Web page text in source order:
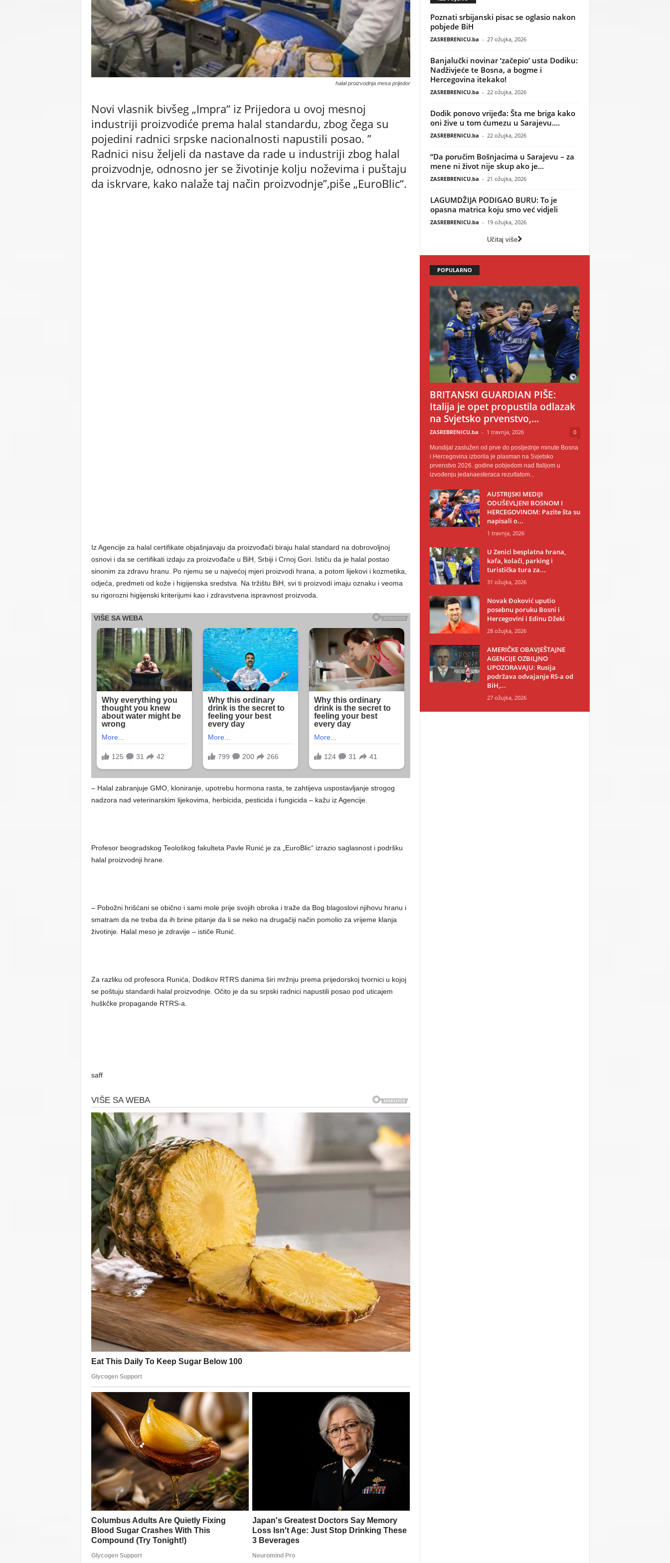
C
U
halal proizvodnja mesa prijedor
Novi vlasnik bivšeg „Impra“ iz Prijedora u ovoj mesnoj
industriji proizvodiće prema halal standardu, zbog čega su
pojedini radnici srpske nacionalnosti napustili posao. ”
Radnici nisu željeli da nastave da rade u industriji zbog halal
proizvodnje, odnosno jer se životinje kolju noževima i puštaju
da iskrvare, kako nalaže taj način proizvodnje”,piše „EuroBlic“.
Iz Agencije za halal certifikate objašnjavaju da proizvođači biraju halal standard na dobrovoljnoj
osnovi i da se certifikati izdaju za proizvođače u BiH, Srbiji i Crnoj Gori. Ističu da je halal postao
sinonim za zdravu hranu. Po njemu se u najvećoj mjeri proizvodi hrana, a potom lijekovi i kozmetika,
odjeća, predmeti od kože i higijenska sredstva. Na tržištu BiH, svi ti proizvodi imaju oznaku i veoma
su rigorozni higijenski kriterijumi kao i zdravstvena ispravnost proizvoda.
– Halal zabranjuje GMO, kloniranje, upotrebu hormona rasta, te zahtijeva uspostavljanje strogog
nadzora nad veterinarskim lijekovima, herbicida, pesticida i fungicida – kažu iz Agencije.
Profesor beogradskog Teološkog fakulteta Pavle Runić je za „EuroBlic“ izrazio saglasnost i podršku
halal proizvodnji hrane.
– Pobožni hrišćani se obično i sami mole prije svojih obroka i traže da Bog blagoslovi njihovu hranu i
smatram da ne treba da ih brine pitanje da li se neko na drugačiji način pomolio za vrijeme klanja
životinje. Halal meso je zdravije – ističe Runić.
Za razliku od profesora Runića, Dodikov RTRS danima širi mržnju prema prijedorskoj tvornici u kojoj
se poštuju standardi halal proizvodnje. Očito je da su srpski radnici napustili posao pod uticajem
huškčke propagande RTRS-a.
saff
Poznati srbijanski pisac se oglasio nakon
pobjede BiH
ZASREBRENICU.ba - 27 ožujka, 2026
Banjalučki novinar ‘začepio’ usta Dodiku:
Nadživjeće te Bosna, a bogme i
Hercegovina itekako!
ZASREBRENICU.ba - 22 ožujka, 2026
Dodik ponovo vrijeđa: Šta me briga kako
oni žive u tom ćumezu u Sarajevu....
ZASREBRENICU.ba - 22 ožujka, 2026
“Da poručim Bošnjacima u Sarajevu – za
mene ni život nije skup ako je...
ZASREBRENICU.ba - 21 ožujka, 2026
LAGUMDŽIJA PODIGAO BURU: To je
opasna matrica koju smo već vidjeli
ZASREBRENICU.ba - 19 ožujka, 2026
Učitaj više
POPULARNO
BRITANSKI GUARDIAN PIŠE:
Italija je opet propustila odlazak
na Svjetsko prvenstvo,...
ZASREBRENICU.ba - 1 travnja, 2026 0
Mundijal zaslužen od prve do posljednje minute Bosna
i Hercegovina izborila je plasman na Svjetsko
prvenstvo 2026. godine pobjedom nad Italijom u
izvođenju jedanaesteraca rezultatom...
AUSTRIJSKI MEDIJI
ODUŠEVLJENI BOSNOM I
HERCEGOVINOM: Pazite šta su
napisali o...
1 travnja, 2026
U Zenici besplatna hrana,
kafa, kolači, parking i
turistička tura za...
31 ožujka, 2026
Novak Đoković uputio
posebnu poruku Bosni i
Hercegovini i Edinu Džeki
28 ožujka, 2026
AMERIČKE OBAVJEŠTAJNE
AGENCIJE OZBILJNO
UPOZORAVAJU: Rusija
podržava odvajanje RS-a od
BiH,...
27 ožujka, 2026